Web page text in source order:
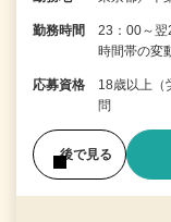
勤務時間
23：00～翌
時間帯の
応募資格
18歳以上（
問
後で見る